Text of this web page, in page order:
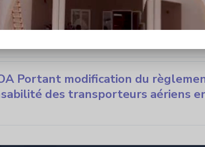
relatif a la responsabilité des
Portant modification du
des transporteurs aériens